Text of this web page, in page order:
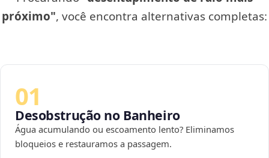
próximo", você encontra alternativas completas:
01
Desobstrução no Banheiro
Água acumulando ou escoamento lento? Eliminamos
bloqueios e restauramos a passagem.